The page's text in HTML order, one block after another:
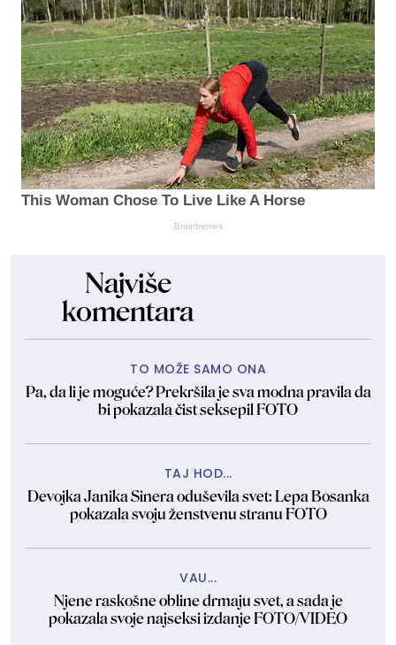
This Woman Chose To Live Like A Horse
Brainberries
Najviše
komentara
TO MOŽE SAMO ONA
Pa, da li je moguće? Prekršila je sva modna pravila da
bi pokazala čist seksepil FOTO
TAJ HOD...
Devojka Janika Sinera oduševila svet: Lepa Bosanka
pokazala svoju ženstvenu stranu FOTO
VAU...
Njene raskošne obline drmaju svet, a sada je
pokazala svoje najseksi izdanje FOTO/VIDEO